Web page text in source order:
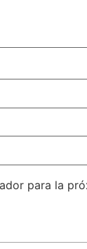
para la